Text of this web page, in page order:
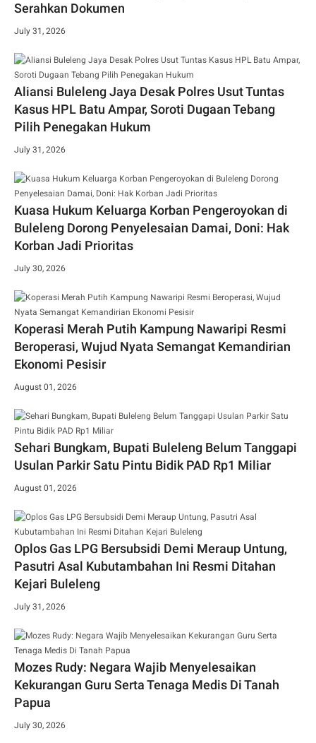
Serahkan Dokumen
July 31, 2026
Aliansi Buleleng Jaya Desak Polres Usut Tuntas
Kasus HPL Batu Ampar, Soroti Dugaan Tebang
Pilih Penegakan Hukum
July 31, 2026
Kuasa Hukum Keluarga Korban Pengeroyokan di
Buleleng Dorong Penyelesaian Damai, Doni: Hak
Korban Jadi Prioritas
July 30, 2026
Koperasi Merah Putih Kampung Nawaripi Resmi
Beroperasi, Wujud Nyata Semangat Kemandirian
Ekonomi Pesisir
August 01, 2026
Sehari Bungkam, Bupati Buleleng Belum Tanggapi
Usulan Parkir Satu Pintu Bidik PAD Rp1 Miliar
August 01, 2026
Oplos Gas LPG Bersubsidi Demi Meraup Untung,
Pasutri Asal Kubutambahan Ini Resmi Ditahan
Kejari Buleleng
July 31, 2026
Mozes Rudy: Negara Wajib Menyelesaikan
Kekurangan Guru Serta Tenaga Medis Di Tanah
Papua
July 30, 2026